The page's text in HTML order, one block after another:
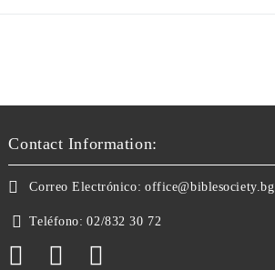
Contact Information:
Correo Electrónico: office@biblesociety.bg
Teléfono: 02/832 30 72